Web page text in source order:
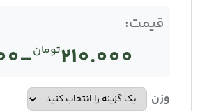
قیمت:
تومان210.000
–
وزن